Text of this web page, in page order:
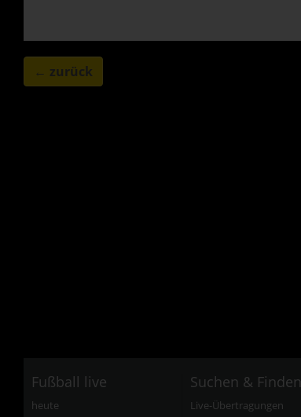
← zurück
Fußball live
heute
Suchen & Finden
Live-Übertragungen